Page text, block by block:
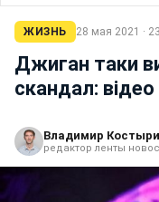
ЖИЗНЬ 28 мая 2021 ·
Джиган таки
скандал:
Владимир
редактор ленты